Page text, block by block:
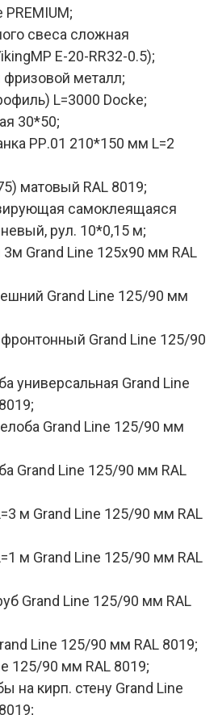
свеса сложная
E-20-RR32-0.5);
металл;
L=3000 Docke;
30*50;
РР.01 210*150 мм L=2
матовый RAL 8019;
самоклеящаяся
рул. 10*0,15 м;
Grand Line 125х90 мм RAL
Grand Line 125/90 мм
Grand Line 125/90
универсальная Grand Line
Grand Line 125/90 мм
Grand Line 125/90 мм RAL
м Grand Line 125/90 мм RAL
м Grand Line 125/90 мм RAL
Grand Line 125/90 мм RAL
Line 125/90 мм RAL 8019;
125/90 мм RAL 8019;
на кирп. стену Grand Line